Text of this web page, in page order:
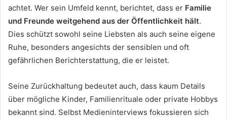
achtet. Wer sein Umfeld kennt, berichtet, dass er Familie
und Freunde weitgehend aus der Öffentlichkeit hält.
Dies schützt sowohl seine Liebsten als auch seine eigene
Ruhe, besonders angesichts der sensiblen und oft
gefährlichen Berichterstattung, die er leistet.
Seine Zurückhaltung bedeutet auch, dass kaum Details
über mögliche Kinder, Familienrituale oder private Hobbys
bekannt sind. Selbst Medieninterviews fokussieren sich